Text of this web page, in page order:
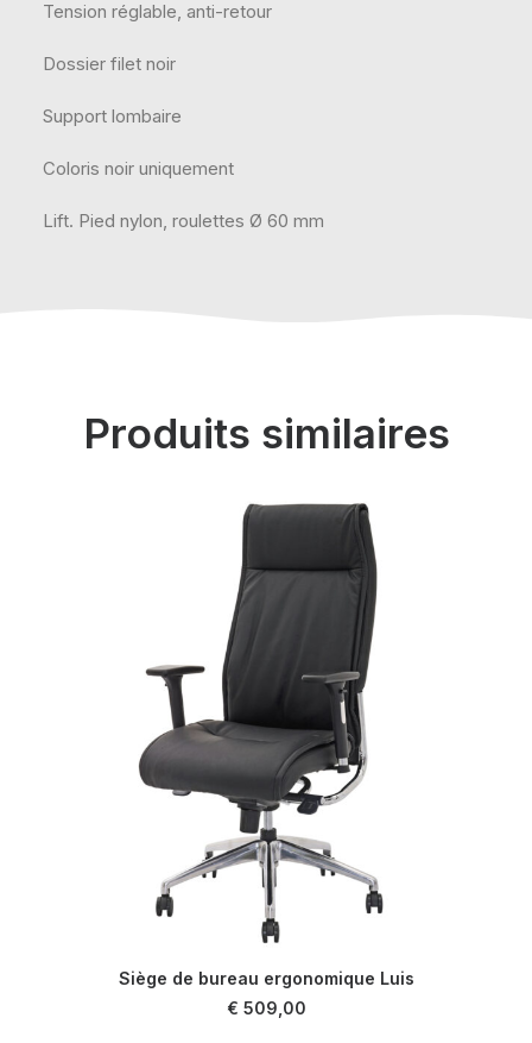
Tension réglable, anti-retour
Dossier filet noir
Support lombaire
Coloris noir uniquement
Lift. Pied nylon, roulettes Ø 60 mm
Produits similaires
Siège de bureau ergonomique Luis
€ 509,00